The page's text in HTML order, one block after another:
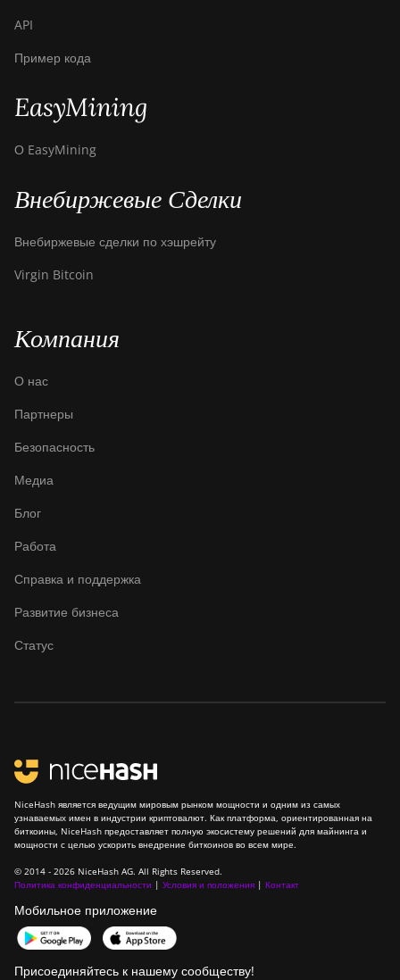
API
Пример кода
EasyMining
О EasyMining
Внебиржевые Сделки
Внебиржевые сделки по хэшрейту
Virgin Bitcoin
Компания
О нас
Партнеры
Безопасность
Медиа
Блог
Работа
Справка и поддержка
Развитие бизнеса
Статус
NiceHash является ведущим мировым рынком мощности и одним из самых
узнаваемых имен в индустрии криптовалют. Как платформа, ориентированная на
биткоины, NiceHash предоставляет полную экосистему решений для майнинга и
мощности с целью ускорить внедрение биткоинов во всем мире.
© 2014 - 2026 NiceHash AG. All Rights Reserved.
Политика конфиденциальности | Условия и положения | Контакт
Мобильное приложение
Присоединяйтесь к нашему сообществу!